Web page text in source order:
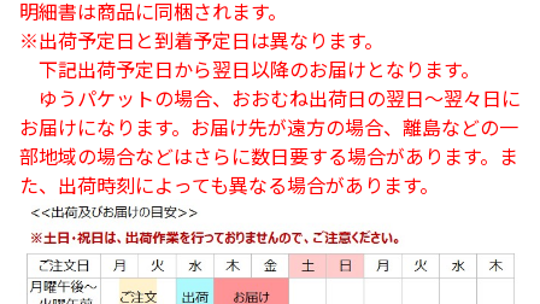
明細書は商品に同梱されます。
※出荷予定日と到着予定日は異なります。
下記出荷予定日から翌日以降のお届けとなります。
ゆうパケットの場合、おおむね出荷日の翌日～翌々日に
お届けになります。お届け先が遠方の場合、離島などの一
部地域の場合などはさらに数日要する場合があります。ま
た、出荷時刻によっても異なる場合があります。